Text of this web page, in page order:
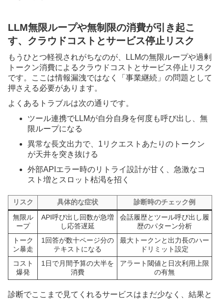
LLM無限ループや無制限の消費が引き起こ
す、クラウドコストとサービス停止リスク
もうひとつ軽視されがちなのが、LLMの無限ループや過剰
トークン消費によるクラウドコストとサービス停止リスク
です。ここは情報漏洩ではなく「事業継続」の問題として
押さえる必要があります。
よくあるトラブルは次の通りです。
ツール連携でLLMが自分自身を何度も呼び出し、無
限ループになる
異常な長文出力で、1リクエストあたりのトークン
が天井を突き抜ける
外部APIエラー時のリトライ設計が甘く、急激なコ
スト増とスロット枯渇を招く
リスク 具体的な症状
診断時のチェック例
無限ル
ープ
API呼び出し回数が急増
し応答遅延
会話履歴とツール呼び出し履
歴のパターン分析
トーク
ン暴走
1回答が数十ページ分の
テキストになる
最大トークンと出力長のハー
ドリミット設定
コスト
爆発
1日で月間予算の大半を
消費
アラート閾値と日次利用上限
の有無
診断でここまで見てくれるサービスはまだ少なく、結果と